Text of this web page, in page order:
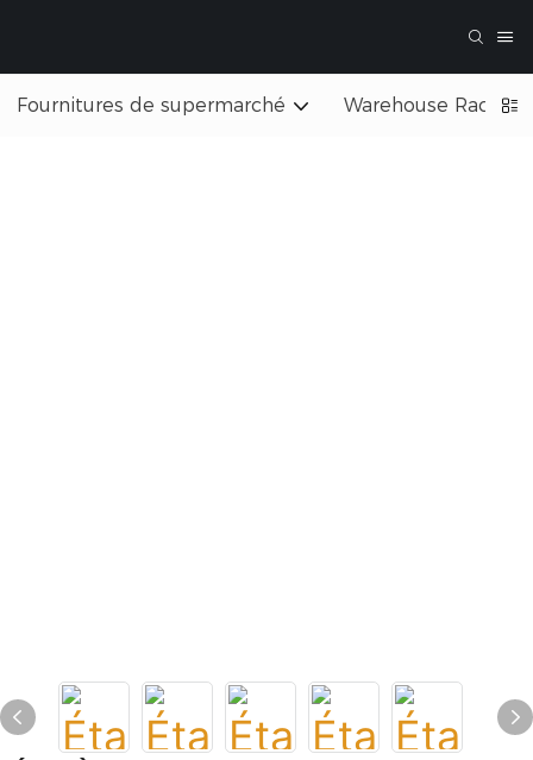
Fournitures de supermarché Warehouse Rack